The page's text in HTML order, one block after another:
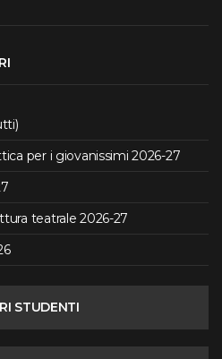
per i giovanissimi 2026-27
teatrale 2026-27
STUDENTI